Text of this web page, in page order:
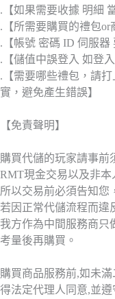
.【如果需要收據 明細
.【所需要購買的禮包or
.【帳號 密碼 ID 伺服器
.【儲值中誤登入 如登
.【需要哪些禮包，請
實，避免產生錯誤】
【免責聲明】
購買代儲的玩家請事前
RMT現金交易以及非
所以交易前必須告知您
若因正常代儲流程而違
我方作為中間服務商只
考量後再購買。
購買商品服務前,如未
得法定代理人同意,並